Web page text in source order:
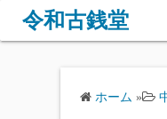
令和古銭堂
ホーム »